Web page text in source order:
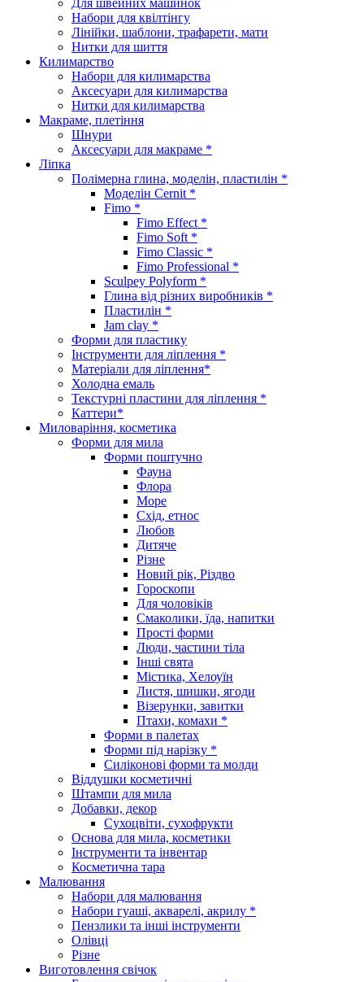
Набори для квілтінгу
Лінійки, шаблони, трафарети, мати
Нитки для шиття
Килимарство
Набори для килимарства
Аксесуари для килимарства
Нитки для килимарства
Макраме, плетіння
Шнури
Аксесуари для макраме *
Ліпка
Полімерна глина, моделін, пластилін *
Моделін Cernit *
Fimo *
Fimo Effect *
Fimo Soft *
Fimo Classic *
Fimo Professional *
Sculpey Polyform *
Глина від різних виробників *
Пластилін *
Jam clay *
Форми для пластику
Інструменти для ліплення *
Матеріали для ліплення*
Холодна емаль
Текстурні пластини для ліплення *
Каттери*
Миловаріння, косметика
Форми для мила
Форми поштучно
Фауна
Флора
Море
Схід, етнос
Любов
Дитяче
Різне
Новий рік, Різдво
Гороскопи
Для чоловіків
Смаколики, їда, напитки
Прості форми
Люди, частини тіла
Інші свята
Містика, Хелоуїн
Листя, шишки, ягоди
Візерунки, завитки
Птахи, комахи *
Форми в палетах
Форми під нарізку *
Силіконові форми та молди
Віддушки косметичні
Штампи для мила
Добавки, декор
Сухоцвіти, сухофрукти
Основа для мила, косметики
Інструменти та інвентар
Косметична тара
Малювання
Набори для малювання
Набори гуаші, акварелі, акрилу *
Пензлики та інші інструменти
Олівці
Різне
Виготовлення свічок